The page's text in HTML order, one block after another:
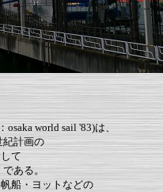
world sail '83)は、
紀計画の
て
ある。
船・ヨットなどの